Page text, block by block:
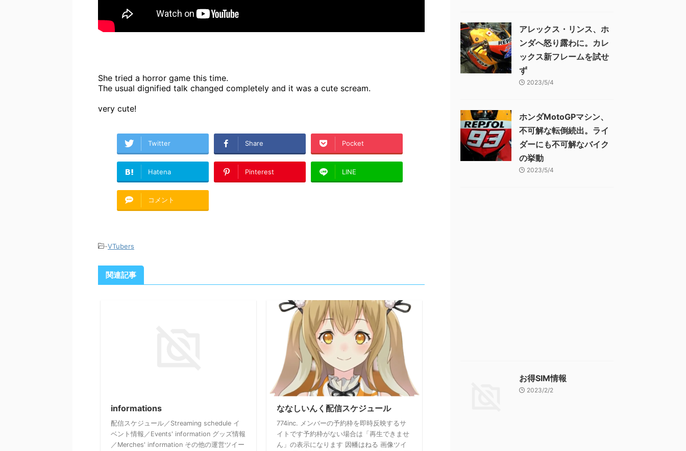
She tried a horror game this time.
The usual dignified talk changed completely and it was a cute scream.
very cute!
Twitter Share Pocket
Hatena Pinterest LINE
コメント
-VTubers
関連記事
informations
配信スケジュール／Streaming schedule イ
ベント情報／Events' information グッズ情報
／Merches' information その他の運営ツイー
ななしいんく配信スケジュール
774inc. メンバーの予約枠を即時反映するサ
イトです予約枠がない場合は「再生できませ
ん」の表示になります 因幡はねる 画像ツイ
アレックス・リンス、ホ
ンダへ怒り露わに。カレ
ックス新フレームを試せ
ず
2023/5/4
ホンダMotoGPマシン、
不可解な転倒続出。ライ
ダーにも不可解なバイク
の挙動
2023/5/4
お得SIM情報
2023/2/2